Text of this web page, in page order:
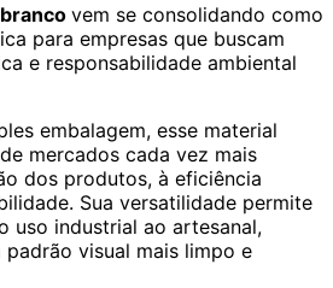
vem se consolidando como
para empresas que buscam
e responsabilidade ambiental
embalagem, esse material
mercados cada vez mais
dos produtos, à eficiência
Sua versatilidade permite
uso industrial ao artesanal,
padrão visual mais limpo e